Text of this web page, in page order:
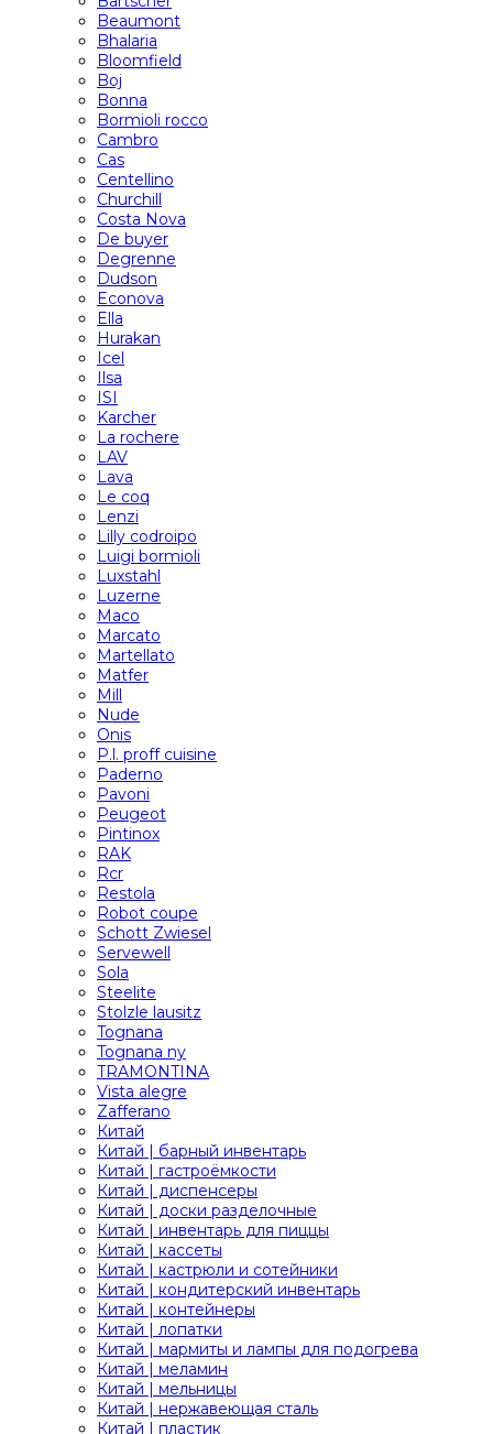
Beaumont
Bhalaria
Bloomfield
Boj
Bonna
Bormioli rocco
Cambro
Cas
Centellino
Churchill
Costa Nova
De buyer
Degrenne
Dudson
Econova
Ella
Hurakan
Icel
Ilsa
ISI
Karcher
La rochere
LAV
Lava
Le coq
Lenzi
Lilly codroipo
Luigi bormioli
Luxstahl
Luzerne
Maco
Marcato
Martellato
Matfer
Mill
Nude
Onis
P.l. proff cuisine
Paderno
Pavoni
Peugeot
Pintinox
RAK
Rcr
Restola
Robot coupe
Schott Zwiesel
Servewell
Sola
Steelite
Stolzle lausitz
Tognana
Tognana ny
TRAMONTINA
Vista alegre
Zafferano
Китай
Китай | барный инвентарь
Китай | гастроёмкости
Китай | диспенсеры
Китай | доски разделочные
Китай | инвентарь для пиццы
Китай | кассеты
Китай | кастрюли и сотейники
Китай | кондитерский инвентарь
Китай | контейнеры
Китай | лопатки
Китай | мармиты и лампы для подогрева
Китай | меламин
Китай | мельницы
Китай | нержавеющая сталь
Китай | пластик